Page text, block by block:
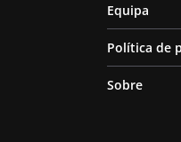
Equipa
Política de
Sobre